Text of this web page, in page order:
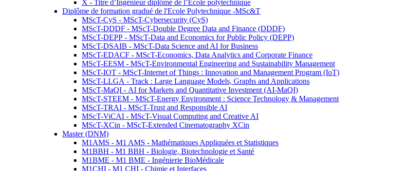
X - Titre d’Ingénieur diplômé de l’École polytechnique
Diplôme de formation gradué de l'Ecole Polytechnique -MSc&T
MScT-CyS - MScT-Cybersecurity (CyS)
MScT-DDDF - MScT-Double Degree Data and Finance (DDDF)
MScT-DEPP - MScT-Data and Economics for Public Policy (DEPP)
MScT-DSAIB - MScT-Data Science and AI for Business
MScT-EDACF - MScT-Economics, Data Analytics and Corporate Finance
MScT-EESM - MScT-Environmental Engineering and Sustainability Management
MScT-IOT - MScT-Internet of Things : Innovation and Management Program (IoT)
MScT-LLGA - Track : Large Language Models, Graphs and Applications
MScT-MaQI - AI for Markets and Quantitative Investment (AI-MaQI)
MScT-STEEM - MScT-Energy Environment : Science Technology & Management
MScT-TRAI - MScT-Trust and Responsible AI
MScT-ViCAI - MScT-Visual Computing and Creative AI
MScT-XCin - MScT-Extended Cinematography XCin
Master (DNM)
M1AMS - M1 AMS - Mathématiques Appliquées et Statistiques
M1BBH - M1 BBH - Biologie, Biotechnologie et Santé
M1BME - M1 BME - Ingénierie BioMédicale
M1CHI - M1 CHI - Chimie et Interfaces